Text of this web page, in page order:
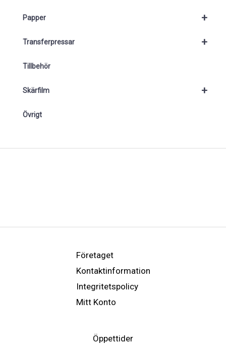
+
Papper
+
Transferpressar
Tillbehör
+
Skärfilm
Övrigt
Företaget
Kontaktinformation
Integritetspolicy
Mitt Konto
Öppettider